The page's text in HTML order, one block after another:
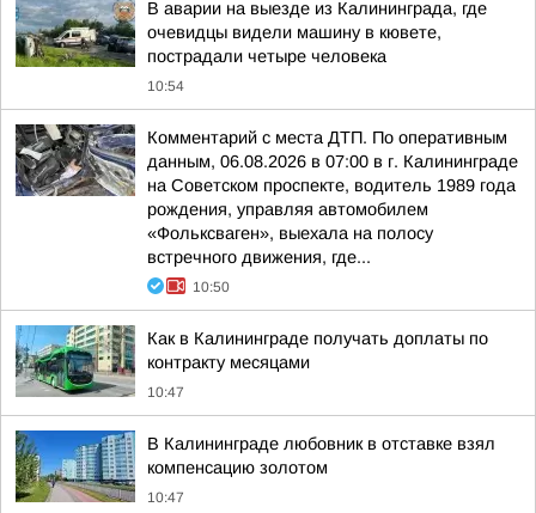
В аварии на выезде из Калининграда, где
очевидцы видели машину в кювете,
пострадали четыре человека
10:54
Комментарий с места ДТП. По оперативным
данным, 06.08.2026 в 07:00 в г. Калининграде
на Советском проспекте, водитель 1989 года
рождения, управляя автомобилем
«Фольксваген», выехала на полосу
встречного движения, где...
10:50
Как в Калининграде получать доплаты по
контракту месяцами
10:47
В Калининграде любовник в отставке взял
компенсацию золотом
10:47